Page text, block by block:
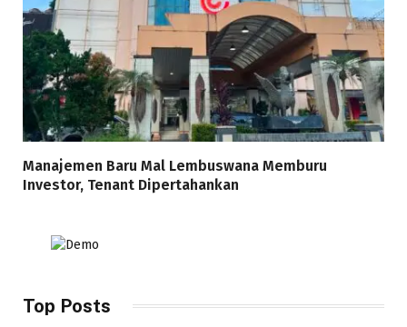
Manajemen Baru Mal Lembuswana Memburu
Investor, Tenant Dipertahankan
Top Posts